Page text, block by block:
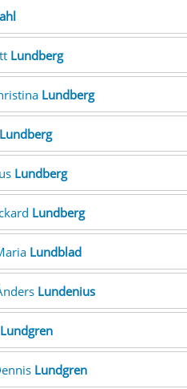
Lundberg
Lundberg
Lundberg
Lundberg
Lundberg
Lundblad
Lundenius
Lundgren
Lundgren